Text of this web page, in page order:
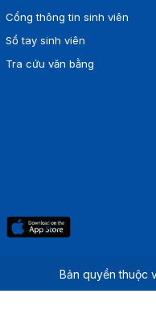
Cổng thông tin sinh viên
Sổ tay sinh viên
Tra cứu văn bằng
Bản quyền thuộc